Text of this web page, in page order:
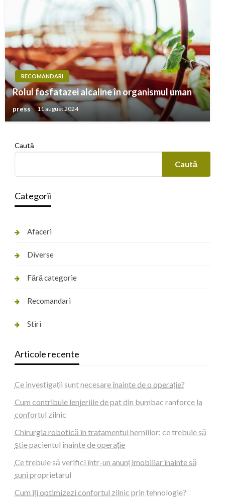
RECOMANDARI
Rolul fosfatazei alcaline în organismul uman
press 11 august 2024
Caută
Caută
Categorii
Afaceri
Diverse
Fără categorie
Recomandari
Stiri
Articole recente
Ce investigații sunt necesare înainte de o operație?
Cum contribuie lenjeriile de pat din bumbac ranforce la
confortul zilnic
Chirurgia robotică în tratamentul herniilor: ce trebuie să
știe pacientul înainte de operație
Ce trebuie să verifici într-un anunț imobiliar înainte să
suni proprietarul
Cum îți optimizezi confortul zilnic prin tehnologie?